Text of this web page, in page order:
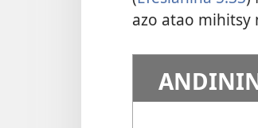
azo atao mihitsy